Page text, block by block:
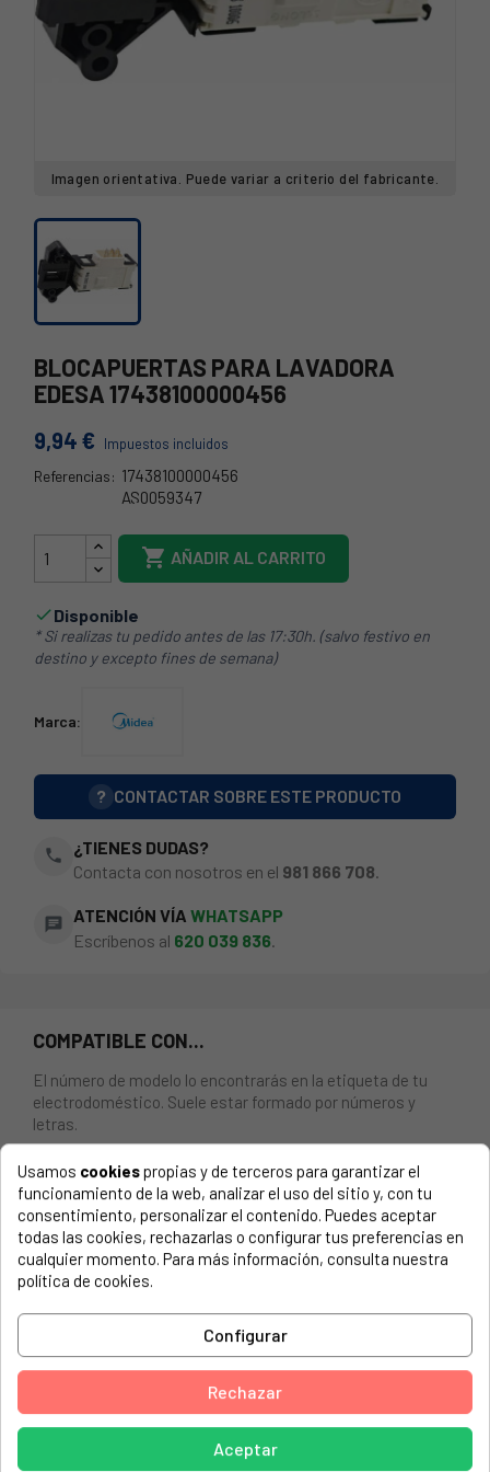
Imagen orientativa. Puede variar a criterio del fabricante.
BLOCAPUERTAS PARA LAVADORA
EDESA 17438100000456
9,94 € Impuestos incluidos
Referencias: 17438100000456
AS0059347
1743810000045
 AÑADIR AL CARRITO
Disponible
* Si realizas tu pedido antes de las 17:30h. (salvo festivo en
destino y excepto fines de semana)
Marca:
? CONTACTAR SOBRE ESTE PRODUCTO
phone
¿TIENES DUDAS?
Contacta con nosotros en el 981 866 708.
chat ATENCIÓN VÍA WHATSAPP
Escríbenos al 620 039 836
COMPATIBLE CON...
El número de modelo lo encontrarás en la etiqueta de tu
electrodoméstico. Suele estar formado por números y
letras.
BLOCAPUERTAS - INTERRUPTOR - SEGURO PARA PUERTA
LAVADORA EDESA, MIDEA, ETC.
ALBALUX, AXW106A
ALBATROS, AWM1274
Usamos cookiespropias y de terceros para garantizar el
funcionamiento de la web, analizar el uso del sitio y, con tu
consentimiento, personalizar el contenido. Puedes aceptar
todas las cookies, rechazarlas o configurar tus preferencias en
cualquier momento. Para más información, consulta nuestra
política de cookies.
Configurar
Rechazar
Aceptar